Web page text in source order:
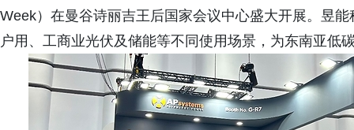
Week）在曼谷诗丽吉王后国家会议中心盛大开展。昱
户用、工商业光伏及储能等不同使用场景，为东南亚低